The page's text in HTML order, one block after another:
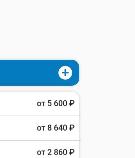
от 5 600 ₽
от 8 640 ₽
от 2 860 ₽